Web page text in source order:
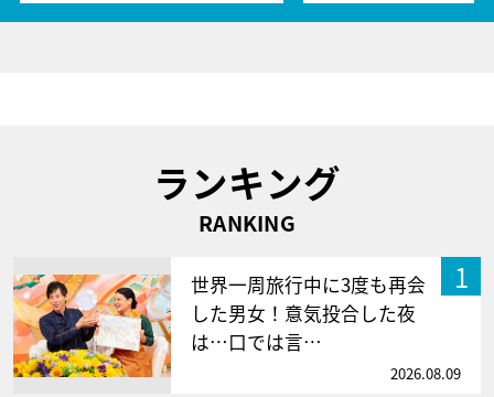
ランキング
RANKING
1
世界一周旅行中に3度も再会
した男女！意気投合した夜
は…口では言…
2026.08.09